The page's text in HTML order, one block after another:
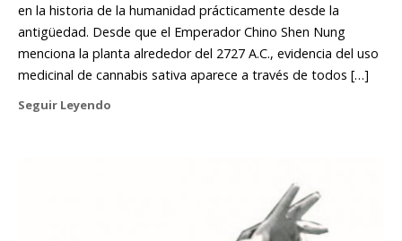
en la historia de la humanidad prácticamente desde la
antigüedad. Desde que el Emperador Chino Shen Nung
menciona la planta alrededor del 2727 A.C., evidencia del uso
medicinal de cannabis sativa aparece a través de todos […]
Seguir Leyendo